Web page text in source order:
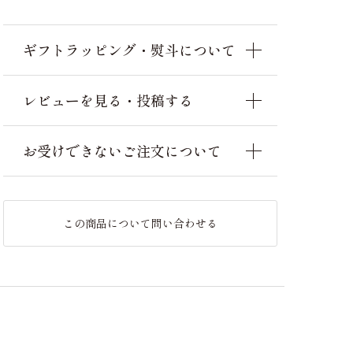
ギフトラッピング・熨斗について
レビューを見る・投稿する
お受けできないご注文について
この商品について問い合わせる